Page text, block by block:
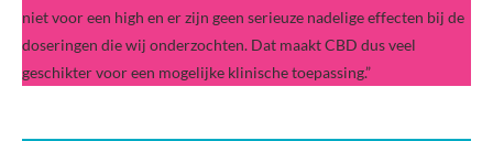
niet voor een high en er zijn geen serieuze nadelige effecten bij de
doseringen die wij onderzochten. Dat maakt CBD dus veel
geschikter voor een mogelijke klinische toepassing.”